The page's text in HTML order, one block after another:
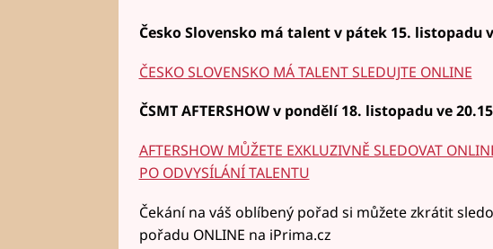
Česko Slovensko má talent v pátek 15. listopadu
ČESKO SLOVENSKO MÁ TALENT SLEDUJTE ONLINE
ČSMT AFTERSHOW v pondělí 18. listopadu ve
AFTERSHOW MŮŽETE EXKLUZIVNĚ SLEDOVAT
PO ODVYSÍLÁNÍ TALENTU
Čekání na váš oblíbený pořad si můžete zkrátit
pořadu ONLINE na iPrima.cz